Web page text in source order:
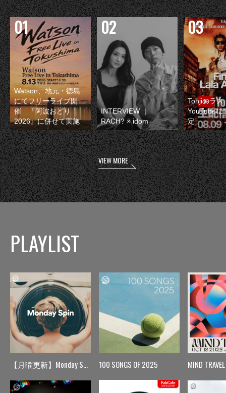
Watson、地元・徳島
にてフリーライブ開
催 『阿波おどり
2026』に併せて実施
INTERVIEW ｜
RACH? × idom
Tohjiのラス
YouTubeに
定
VIEW MORE
PLAYLIST
【月曜更新】Monday Spin 100 SONGS OF 2025 MIND TRAVEL